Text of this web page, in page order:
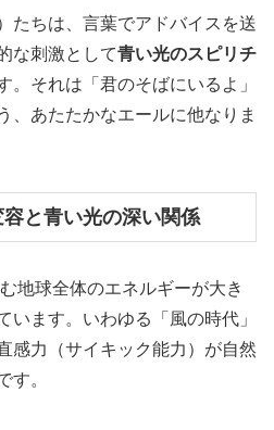
たちは、言葉でアドバイスを送
な刺激として青い光のスピリチ
。それは「君のそばにいるよ」
、あたたかなエールに他なりま
と青い光の深い関係
地球全体のエネルギーが大き
います。いわゆる「風の時代」
感力（サイキック能力）が自然
す。